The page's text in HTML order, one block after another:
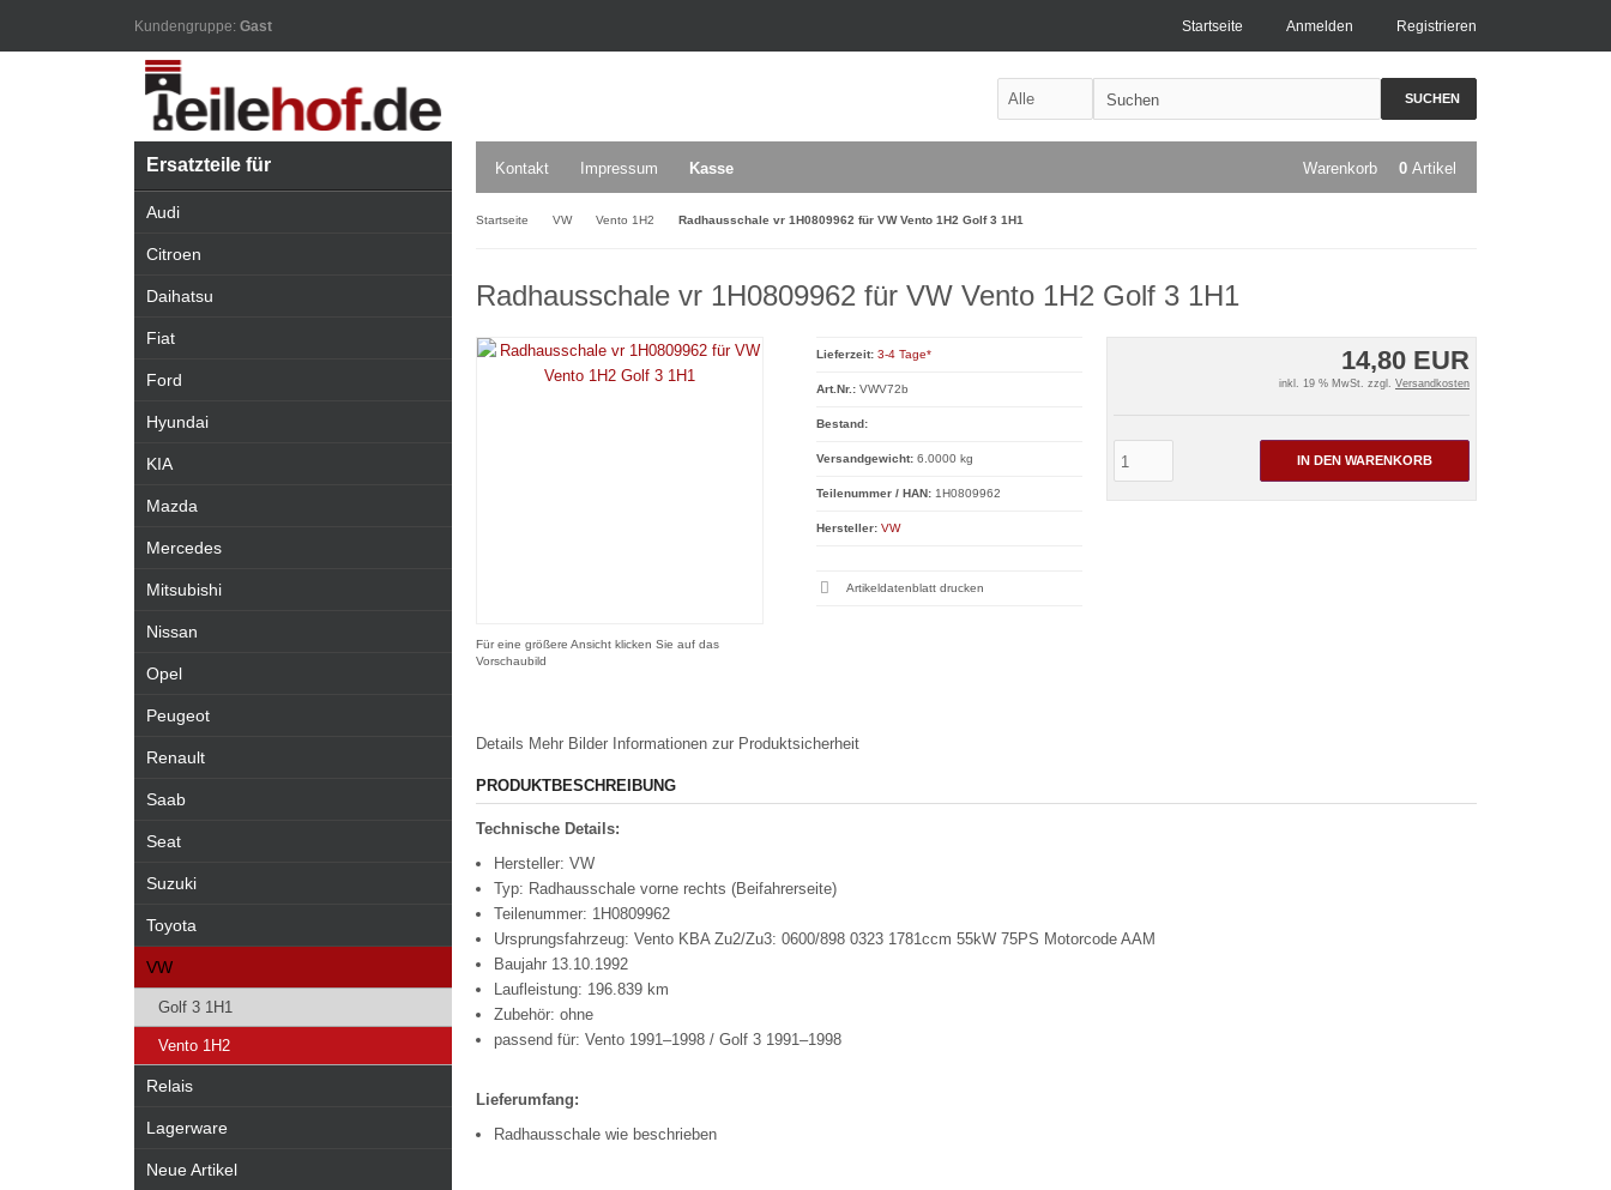
Kundengruppe: Gast Registrieren
Anmelden
Startseite
SUCHEN
Kontakt Impressum Kasse Warenkorb 0 Artikel
Startseite VW Vento 1H2 Radhausschale vr 1H0809962 für VW Vento 1H2 Golf 3 1H1
Radhausschale vr 1H0809962 für VW Vento 1H2 Golf 3 1H1
Für eine größere Ansicht klicken Sie auf das
Vorschaubild
14,80 EUR
inkl. 19 % MwSt. zzgl. Versandkosten
IN DEN WARENKORB
Lieferzeit: 3-4 Tage*
Art.Nr.: VWV72b
Bestand:
Versandgewicht:6.0000 kg
Teilenummer / HAN:1H0809962
Hersteller: VW
Artikeldatenblatt drucken
Details Mehr Bilder Informationen zur Produktsicherheit
PRODUKTBESCHREIBUNG
Technische Details:
Hersteller: VW
Typ: Radhausschale vorne rechts (Beifahrerseite)
Teilenummer: 1H0809962
Ursprungsfahrzeug: Vento KBA Zu2/Zu3: 0600/898 0323 1781ccm 55kW 75PS Motorcode AAM
Baujahr 13.10.1992
Laufleistung: 196.839 km
Zubehör: ohne
passend für: Vento 1991–1998 / Golf 3 1991–1998
Lieferumfang:
Radhausschale wie beschrieben
Ersatzteile für
Audi
Citroen
Daihatsu
Fiat
Ford
Hyundai
KIA
Mazda
Mercedes
Mitsubishi
Nissan
Opel
Peugeot
Renault
Saab
Seat
Suzuki
Toyota
VW
Golf 3 1H1
Vento 1H2
Relais
Lagerware
Neue Artikel